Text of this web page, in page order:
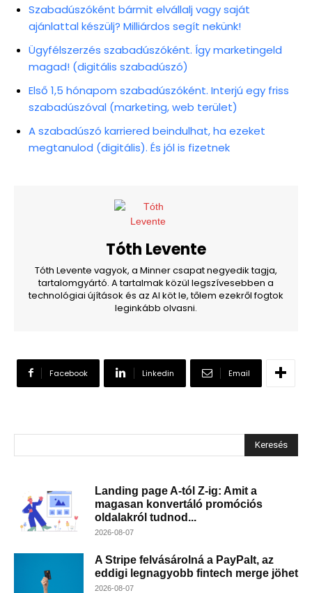
Szabadúszóként bármit elvállalj vagy saját
ajánlattal készülj? Milliárdos segít nekünk!
Ügyfélszerzés szabadúszóként. Így marketingeld
magad! (digitális szabadúszó)
Első 1,5 hónapom szabadúszóként. Interjú egy friss
szabadúszóval (marketing, web terület)
A szabadúszó karriered beindulhat, ha ezeket
megtanulod (digitális). És jól is fizetnek
Tóth Levente
Tóth Levente vagyok, a Minner csapat negyedik tagja,
tartalomgyártó. A tartalmak közül legszívesebben a
technológiai újítások és az AI köt le, tőlem ezekről fogtok
leginkább olvasni.
Facebook Linkedin Email
Keresés
Landing page A-tól Z-ig: Amit a
magasan konvertáló promóciós
oldalakról tudnod...
2026-08-07
A Stripe felvásárolná a PayPalt, az
eddigi legnagyobb fintech merge jöhet
2026-08-07